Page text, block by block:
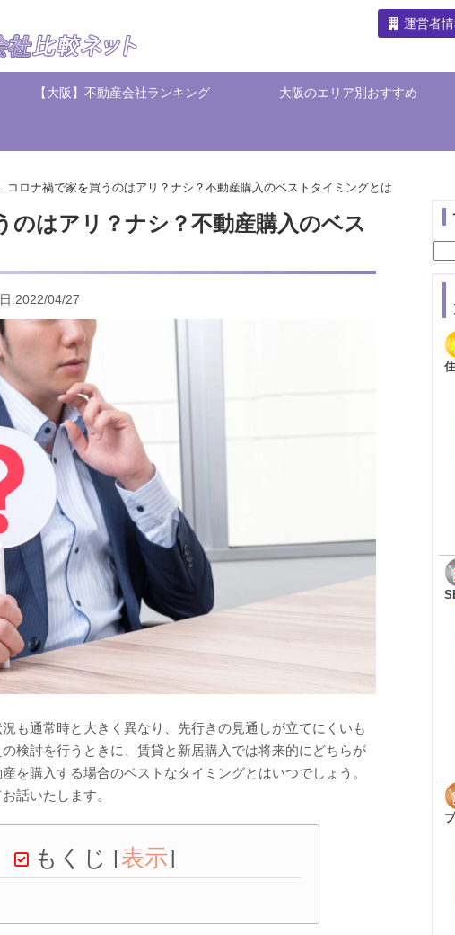
運営者
【大阪】不動産会社ランキング 大阪のエリア別おすすめ
コロナ禍で家を買うのはアリ？ナシ？不動産購入のベストタイミングとは
のはアリ？ナシ？不動産購入のベス
:2022/04/27
も通常時と大きく異なり、先行きの見通しが立てにくいも
検討を行うときに、賃貸と新居購入では将来的にどちらが
を購入する場合のベストなタイミングとはいつでしょう。
話いたします。
もくじ [表示]